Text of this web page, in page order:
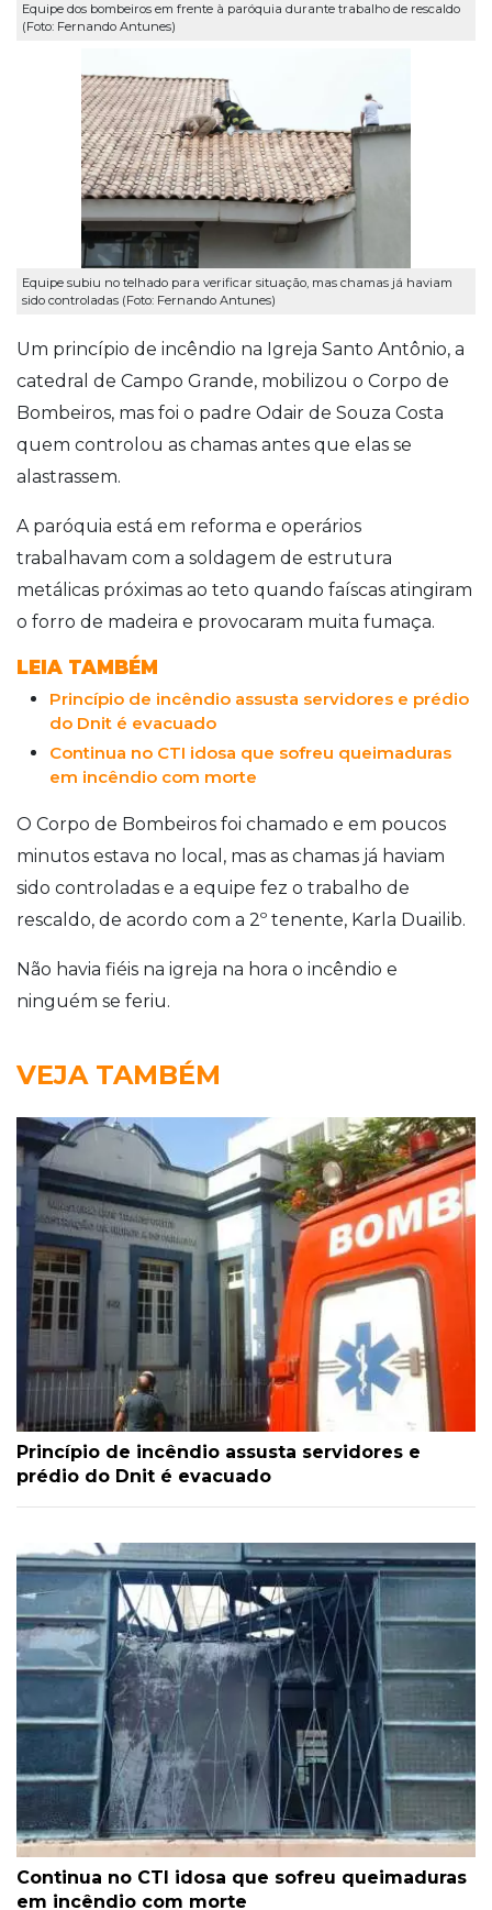
Equipe dos bombeiros em frente à paróquia durante trabalho de rescaldo
(Foto: Fernando Antunes)
Equipe subiu no telhado para verificar situação, mas chamas já haviam
sido controladas (Foto: Fernando Antunes)
Um princípio de incêndio na Igreja Santo Antônio, a
catedral de Campo Grande, mobilizou o Corpo de
Bombeiros, mas foi o padre Odair de Souza Costa
quem controlou as chamas antes que elas se
alastrassem.
A paróquia está em reforma e operários
trabalhavam com a soldagem de estrutura
metálicas próximas ao teto quando faíscas atingiram
o forro de madeira e provocaram muita fumaça.
LEIA TAMBÉM
Princípio de incêndio assusta servidores e prédio
do Dnit é evacuado
Continua no CTI idosa que sofreu queimaduras
em incêndio com morte
O Corpo de Bombeiros foi chamado e em poucos
minutos estava no local, mas as chamas já haviam
sido controladas e a equipe fez o trabalho de
rescaldo, de acordo com a 2º tenente, Karla Duailib.
Não havia fiéis na igreja na hora o incêndio e
ninguém se feriu.
VEJA TAMBÉM
Princípio de incêndio assusta servidores e
prédio do Dnit é evacuado
Continua no CTI idosa que sofreu queimaduras
em incêndio com morte